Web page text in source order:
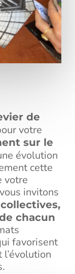
de
votre
sur le
évolution
cette
votre
invitons
chacun
favorisent